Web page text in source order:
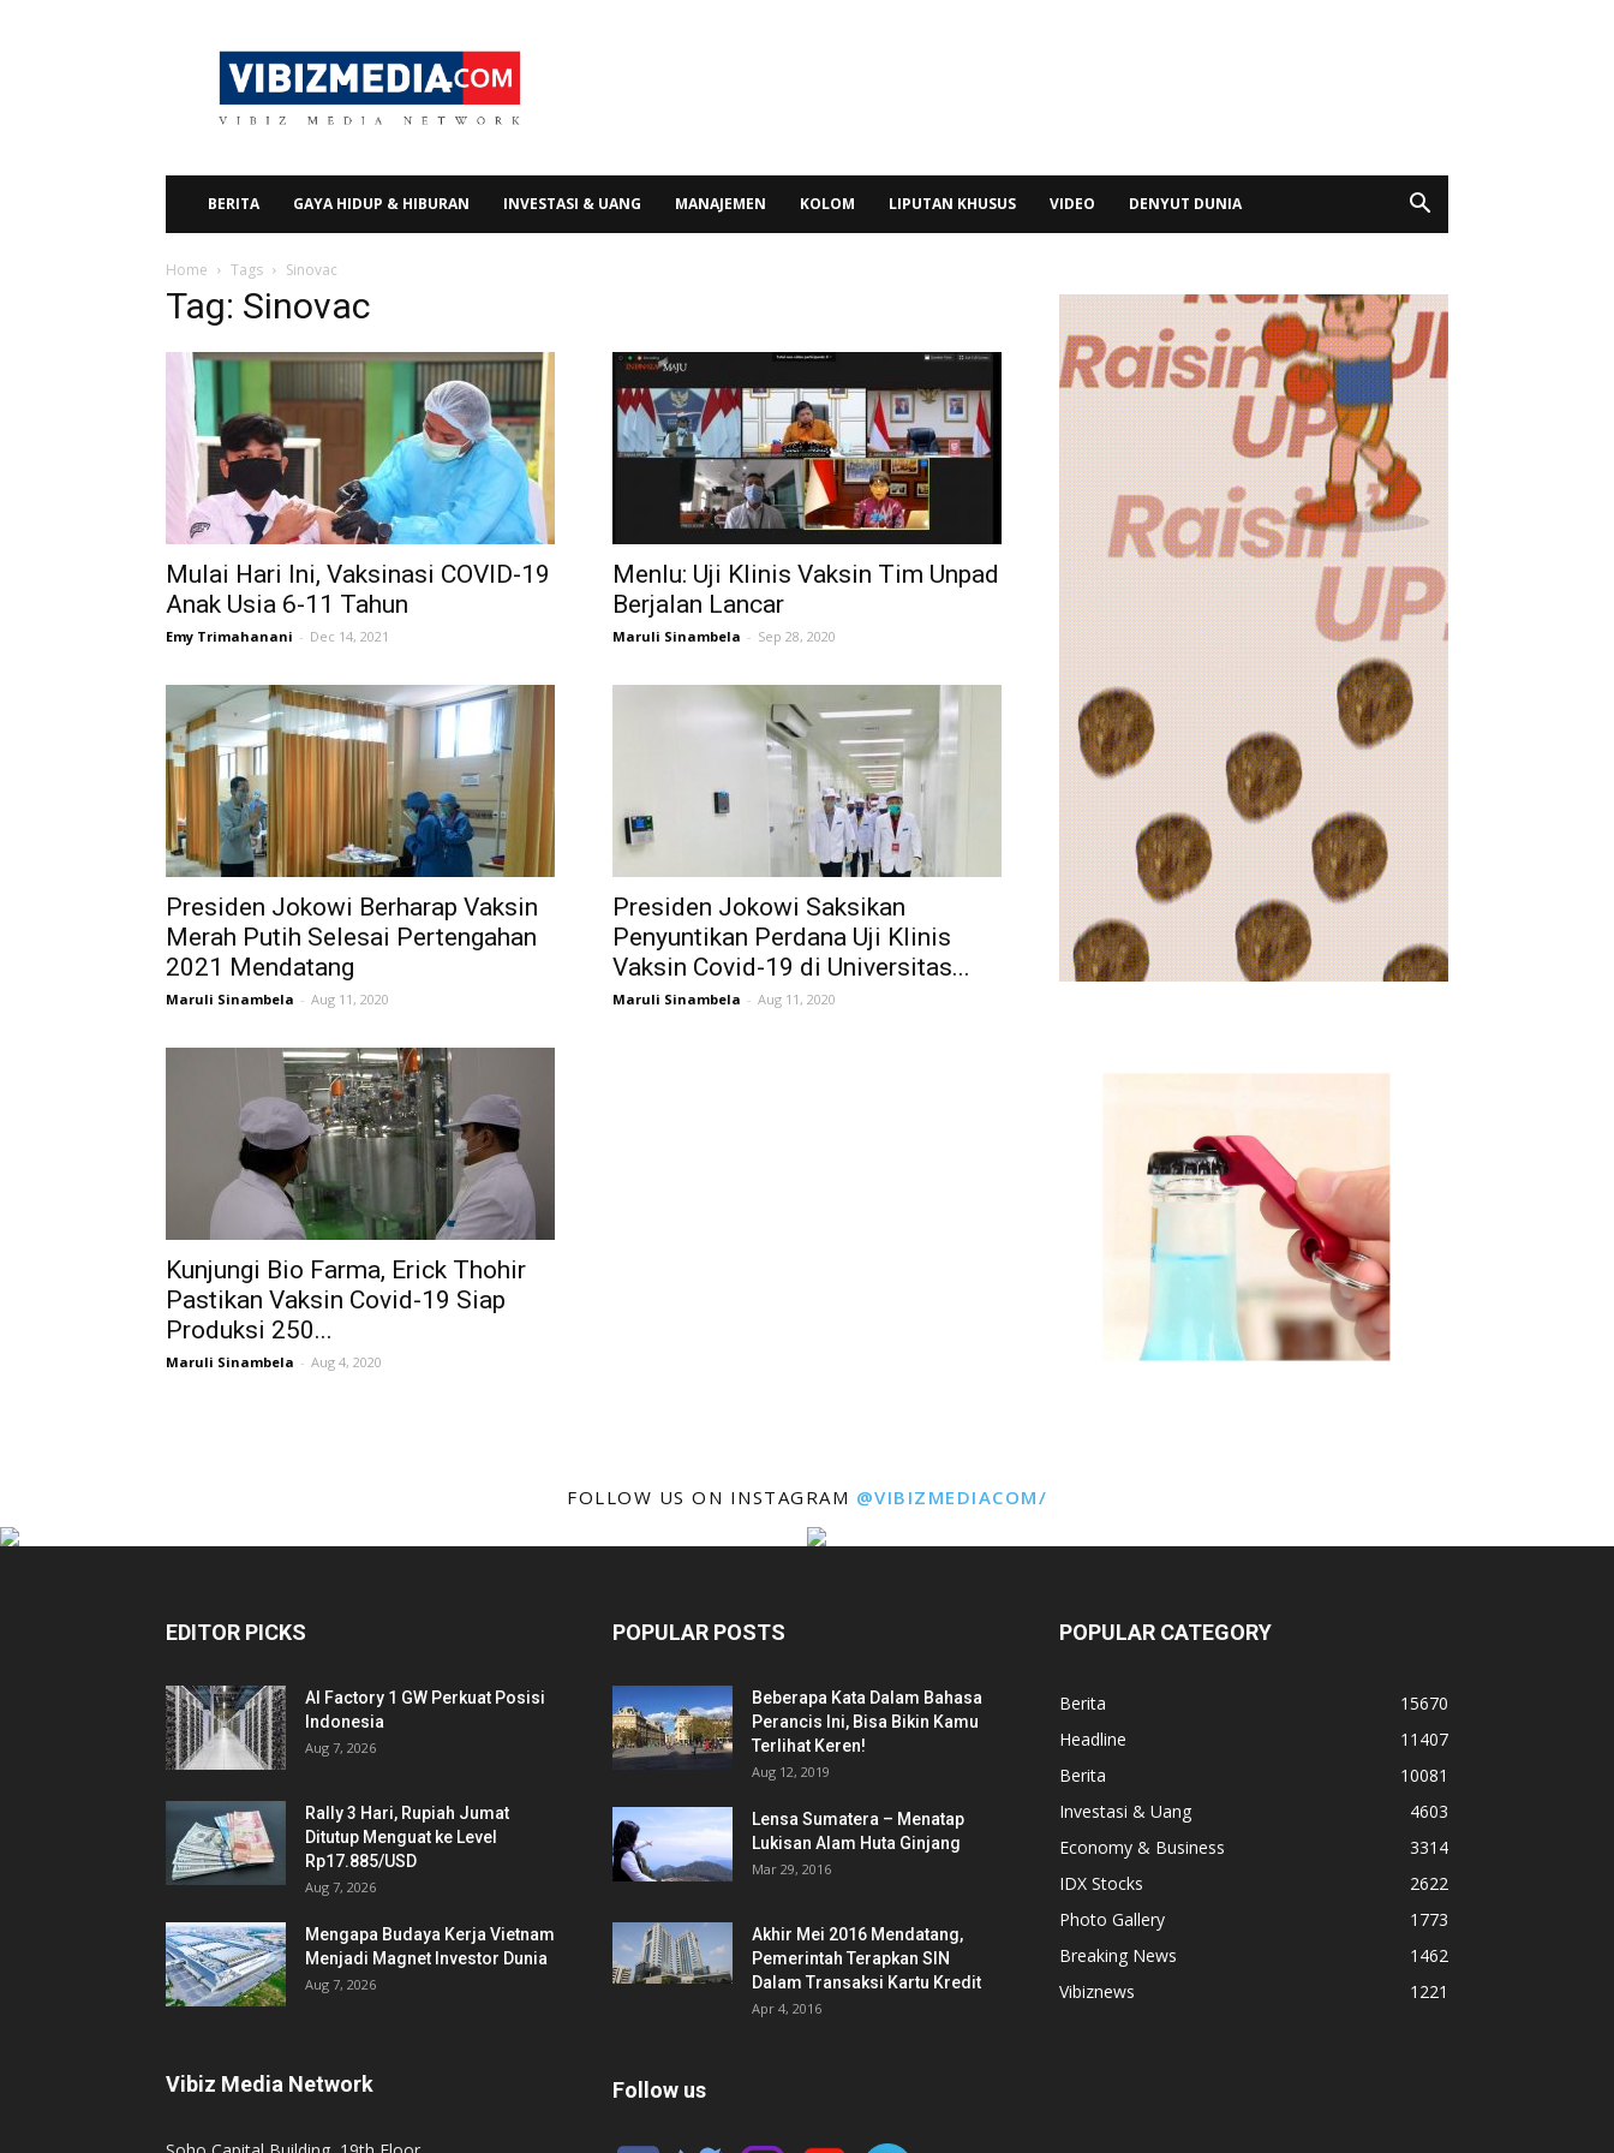
Vibizmedia.com
BERITA GAYA HIDUP & HIBURAN INVESTASI & UANG MANAJEMEN KOLOM LIPUTAN KHUSUS VIDEO DENYUT DUNIA
Home Tags Sinovac
Tag: Sinovac
Mulai Hari Ini, Vaksinasi COVID-19
Anak Usia 6-11 Tahun
Emy Trimahanani - Dec 14, 2021
Menlu: Uji Klinis Vaksin Tim Unpad
Berjalan Lancar
Maruli Sinambela - Sep 28, 2020
Presiden Jokowi Berharap Vaksin
Merah Putih Selesai Pertengahan
2021 Mendatang
Maruli Sinambela - Aug 11, 2020
Presiden Jokowi Saksikan
Penyuntikan Perdana Uji Klinis
Vaksin Covid-19 di Universitas...
Maruli Sinambela - Aug 11, 2020
Kunjungi Bio Farma, Erick Thohir
Pastikan Vaksin Covid-19 Siap
Produksi 250...
Maruli Sinambela - Aug 4, 2020
FOLLOW US ON INSTAGRAM @VIBIZMEDIACOM/
EDITOR PICKS
AI Factory 1 GW Perkuat Posisi
Indonesia
Aug 7, 2026
Rally 3 Hari, Rupiah Jumat
Ditutup Menguat ke Level
Rp17.885/USD
Aug 7, 2026
Mengapa Budaya Kerja Vietnam
Menjadi Magnet Investor Dunia
Aug 7, 2026
Vibiz Media Network
POPULAR POSTS
Beberapa Kata Dalam Bahasa
Perancis Ini, Bisa Bikin Kamu
Terlihat Keren!
Aug 12, 2019
Lensa Sumatera – Menatap
Lukisan Alam Huta Ginjang
Mar 29, 2016
Akhir Mei 2016 Mendatang,
Pemerintah Terapkan SIN
Dalam Transaksi Kartu Kredit
Apr 4, 2016
Follow us
POPULAR CATEGORY
Berita
15670
Headline
11407
Berita
10081
Investasi & Uang
4603
Economy & Business
3314
IDX Stocks
2622
Photo Gallery
1773
Breaking News
1462
Vibiznews
1221